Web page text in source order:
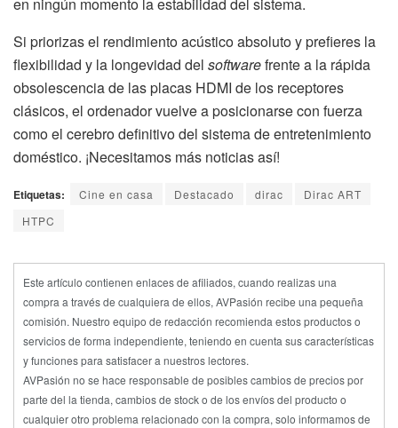
en ningún momento la estabilidad del sistema.
Si priorizas el rendimiento acústico absoluto y prefieres la
flexibilidad y la longevidad del softwarefrente a la rápida
obsolescencia de las placas HDMI de los receptores
clásicos, el ordenador vuelve a posicionarse con fuerza
como el cerebro definitivo del sistema de entretenimiento
doméstico. ¡Necesitamos más noticias así!
Etiquetas: Cine en casa Destacado dirac
Dirac ART
HTPC
Este artículo contienen enlaces de afiliados, cuando realizas una
compra a través de cualquiera de ellos, AVPasión recibe una pequeña
comisión. Nuestro equipo de redacción recomienda estos productos o
servicios de forma independiente, teniendo en cuenta sus características
y funciones para satisfacer a nuestros lectores.
AVPasión no se hace responsable de posibles cambios de precios por
parte del la tienda, cambios de stock o de los envíos del producto o
cualquier otro problema relacionado con la compra, solo informamos de